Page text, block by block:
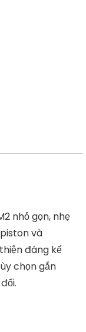
nhỏ gọn, nhẹ
và
đáng kể
chọn gắn